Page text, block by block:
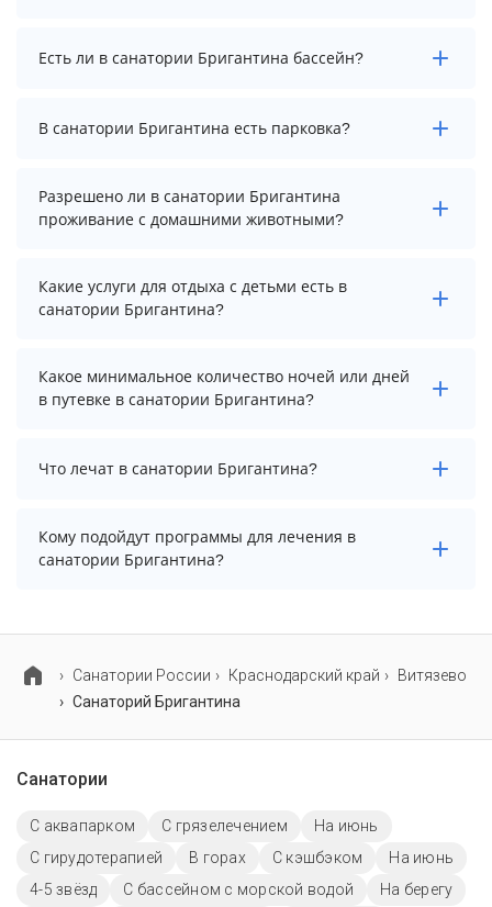
Заезд возможен после 14:00, а выезд необходимо
осуществить до 12:00.
Есть ли в санатории Бригантина бассейн?
Да. Всего на территории санатория Бригантина
бассейнов: 2. А именно: комплекс открытых
информацию Вы можете уточнить по телефону у
менеджера.
В санатории Бригантина есть парковка?
В санатории Бригантина есть парковка, уточните
информацию перед бронированием у менеджера,
Разрешено ли в санатории Бригантина
проживание с домашними животными?
Проживание с домашними животными запрещено.
Какие услуги для отдыха с детьми есть в
санатории Бригантина?
Для детей в санатории Бригантина работает
анимационный персонал, детская площадка, игровая
Какое минимальное количество ночей или дней
в путевке в санатории Бригантина?
Минимальный срок путевки зависит от выбранного
тарифа. Для тарифа с лечением рекомендуем
Что лечат в санатории Бригантина?
Основные профили лечения в санатории: опорно-
двигательный аппарат, органы дыхания и лор-
Кому подойдут программы для лечения в
санатории Бригантина?
и детей.
Cанатории России Краснодарский край
Витязево
Санаторий Бригантина
Санатории
С аквапарком С грязелечением
На июнь
С гирудотерапией
В горах С кэшбэком
На июнь
4-5 звёзд
С бассейном с морской водой
На берегу